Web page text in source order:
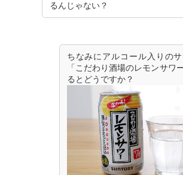
るんじゃない？
ちなみにアルコール入りの
「こだわり酒場のレモンサワ
るとどうですか？